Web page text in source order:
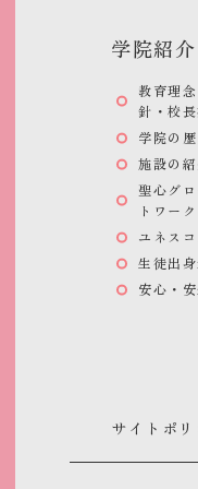
学院紹介
教育理
針・校
学院の
施設の
聖心グ
トワーク
ユネス
生徒出身
安心・安
サイトポ